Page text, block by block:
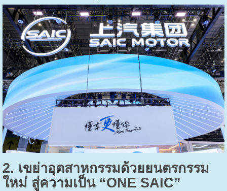
2. เขย่าอุตสาหกรรมด้วยยนตรกรรม
ใหม่ สู่ความเป็น “ONE SAIC”